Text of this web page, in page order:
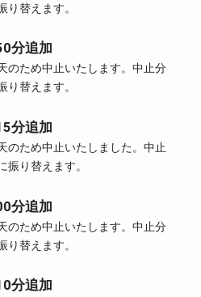
り替えます。
分追加
のため中止いたします。中止分
り替えます。
分追加
のため中止いたしました。中止
振り替えます。
分追加
のため中止いたします。中止分
り替えます。
分追加